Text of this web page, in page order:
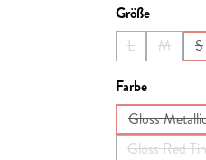
Größeauswählen
L
(Diese Option
M
(Diese
S
Farbeauswählen
Gloss
Gloss Red